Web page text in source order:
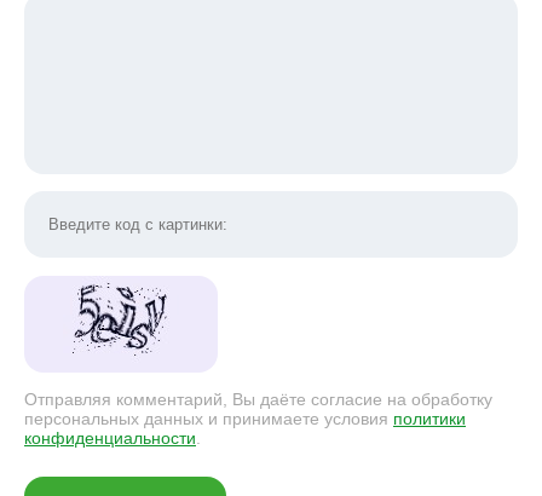
Отправляя комментарий, Вы даёте согласие на обработку
персональных данных и принимаете условия политики
конфиденциальности.